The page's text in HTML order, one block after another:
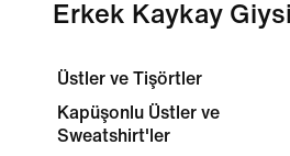
Erkek Kaykay
Üstler ve Tişörtler
Kapüşonlu Üstler ve
Sweatshirt'ler